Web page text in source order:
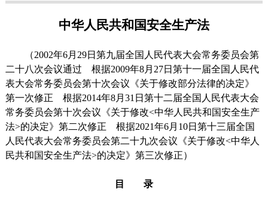
中华人民共和国安全生产法
（2002年6月29日第九届全国人民代表大会常务委员会第
二十八次会议通过 根据2009年8月27日第十一届全国人民代
表大会常务委员会第十次会议《关于修改部分法律的决定》
第一次修正 根据2014年8月31日第十二届全国人民代表大会
常务委员会第十次会议《关于修改<中华人民共和国安全生产
法>的决定》第二次修正 根据2021年6月10日第十三届全国
人民代表大会常务委员会第二十九次会议《关于修改<中华人
民共和国安全生产法>的决定》第三次修正）
目 录